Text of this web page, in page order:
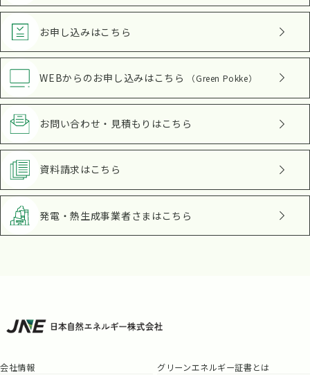
お申し込みはこちら
WEBからのお申し込みはこちら （Green Pokke）
お問い合わせ・見積もり はこちら
資料請求 はこちら
発電・熱生成事業者さま はこちら
会社情報
グリーンエネルギー証書とは